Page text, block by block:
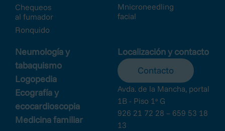
Chequeos
al fumador
Ronquido
Mnicroneedling
facial
Neumología y
tabaquismo
Logopedia
Ecografía y
ecocardioscopia
Medicina familiar
Localización y contacto
Contacto
Avda. de la Mancha, portal
1B - Piso 1º G
926 21 72 28 – 659 53 18
13